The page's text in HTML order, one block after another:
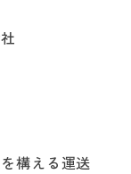
構える運送